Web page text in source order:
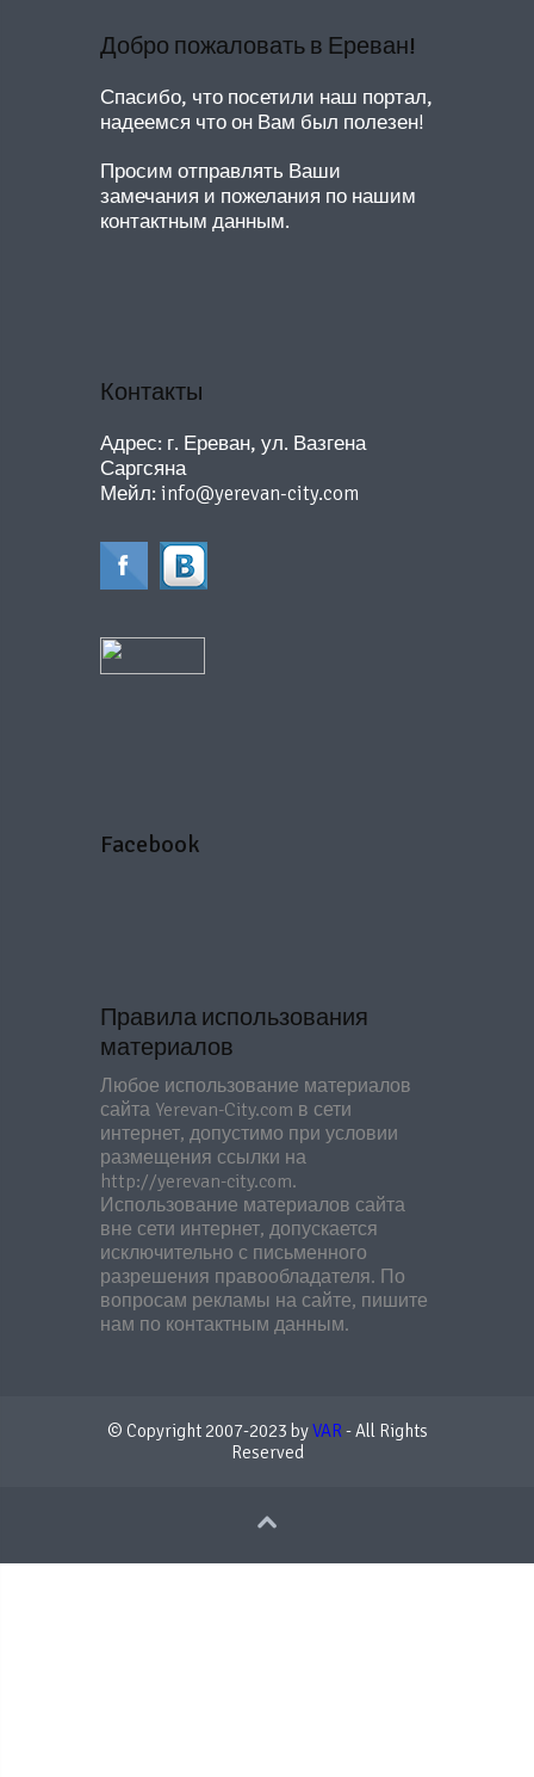
Добро пожаловать в Ереван!
Спасибо, что посетили наш портал,
надеемся что он Вам был полезен!
Просим отправлять Ваши
замечания и пожелания по нашим
контактным данным.
Контакты
Адрес: г. Ереван, ул. Вазгена
Саргсяна
Мейл: info@yerevan-city.com
Facebook
Правила использования
материалов
Любое использование материалов
сайта Yerevan-City.com в сети
интернет, допустимо при условии
размещения ссылки на
http://yerevan-city.com.
Использование материалов сайта
вне сети интернет, допускается
исключительно с письменного
разрешения правообладателя. По
вопросам рекламы на сайте, пишите
нам по контактным данным.
© Copyright 2007-2023 byVAR- All Rights
Reserved